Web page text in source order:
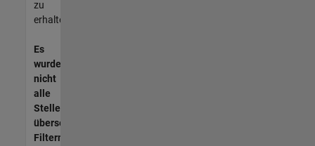
zu
erhalten.
Es
wurden
nicht
alle
Stellen
übersetzt.
Filtern